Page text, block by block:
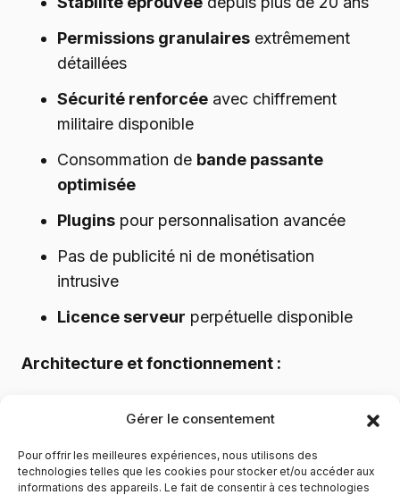
Gérer le consentement
Pour offrir les meilleures expériences, nous utilisons des
technologies telles que les cookies pour stocker et/ou accéder aux
informations des appareils. Le fait de consentir à ces technologies
Permissions granulaires extrêmement
détaillées
Sécurité renforcée avec chiffrement
militaire disponible
Consommation de bande passante
optimisée
Plugins pour personnalisation avancée
Pas de publicité ni de monétisation
intrusive
Licence serveur perpétuelle disponible
Architecture et fonctionnement :
client-serveur
providers